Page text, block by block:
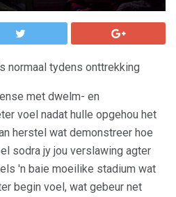
normaal tydens onttrekking
met dwelm- en
voel nadat hulle opgehou het
herstel wat demonstreer hoe
sodra jy jou verslawing agter
'n baie moeilike stadium wat
begin voel, wat gebeur net